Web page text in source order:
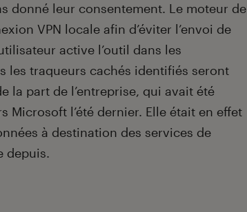
donné leur consentement. Le moteur de
VPN locale afin d’éviter l’envoi de
active l’outil dans les
les traqueurs cachés identifiés seront
la part de l’entreprise, qui avait été
Microsoft l’été dernier. Elle était en effet
à destination des services de
depuis.